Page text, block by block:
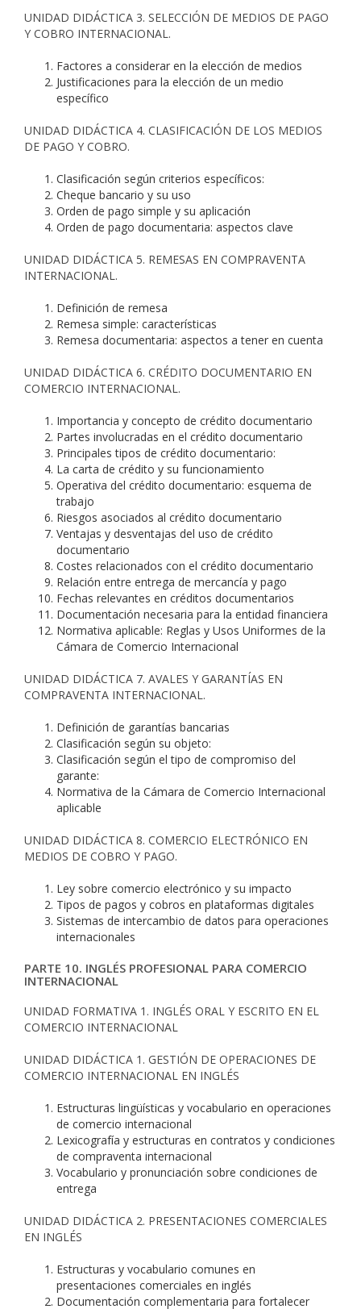
UNIDAD DIDÁCTICA 3. SELECCIÓN DE MEDIOS DE PAGO
Y COBRO INTERNACIONAL.
Factores a considerar en la elección de medios
Justificaciones para la elección de un medio
específico
UNIDAD DIDÁCTICA 4. CLASIFICACIÓN DE LOS MEDIOS
DE PAGO Y COBRO.
Clasificación según criterios específicos:
Cheque bancario y su uso
Orden de pago simple y su aplicación
Orden de pago documentaria: aspectos clave
UNIDAD DIDÁCTICA 5. REMESAS EN COMPRAVENTA
INTERNACIONAL.
Definición de remesa
Remesa simple: características
Remesa documentaria: aspectos a tener en cuenta
UNIDAD DIDÁCTICA 6. CRÉDITO DOCUMENTARIO EN
COMERCIO INTERNACIONAL.
Importancia y concepto de crédito documentario
Partes involucradas en el crédito documentario
Principales tipos de crédito documentario:
La carta de crédito y su funcionamiento
Operativa del crédito documentario: esquema de
trabajo
Riesgos asociados al crédito documentario
Ventajas y desventajas del uso de crédito
documentario
Costes relacionados con el crédito documentario
Relación entre entrega de mercancía y pago
Fechas relevantes en créditos documentarios
Documentación necesaria para la entidad financiera
Normativa aplicable: Reglas y Usos Uniformes de la
Cámara de Comercio Internacional
UNIDAD DIDÁCTICA 7. AVALES Y GARANTÍAS EN
COMPRAVENTA INTERNACIONAL.
Definición de garantías bancarias
Clasificación según su objeto:
Clasificación según el tipo de compromiso del
garante:
Normativa de la Cámara de Comercio Internacional
aplicable
UNIDAD DIDÁCTICA 8. COMERCIO ELECTRÓNICO EN
MEDIOS DE COBRO Y PAGO.
Ley sobre comercio electrónico y su impacto
Tipos de pagos y cobros en plataformas digitales
Sistemas de intercambio de datos para operaciones
internacionales
PARTE 10. INGLÉS PROFESIONAL PARA COMERCIO
INTERNACIONAL
UNIDAD FORMATIVA 1. INGLÉS ORAL Y ESCRITO EN EL
COMERCIO INTERNACIONAL
UNIDAD DIDÁCTICA 1. GESTIÓN DE OPERACIONES DE
COMERCIO INTERNACIONAL EN INGLÉS
Estructuras lingüísticas y vocabulario en operaciones
de comercio internacional
Lexicografía y estructuras en contratos y condiciones
de compraventa internacional
Vocabulario y pronunciación sobre condiciones de
entrega
UNIDAD DIDÁCTICA 2. PRESENTACIONES COMERCIALES
EN INGLÉS
Estructuras y vocabulario comunes en
presentaciones comerciales en inglés
Documentación complementaria para fortalecer